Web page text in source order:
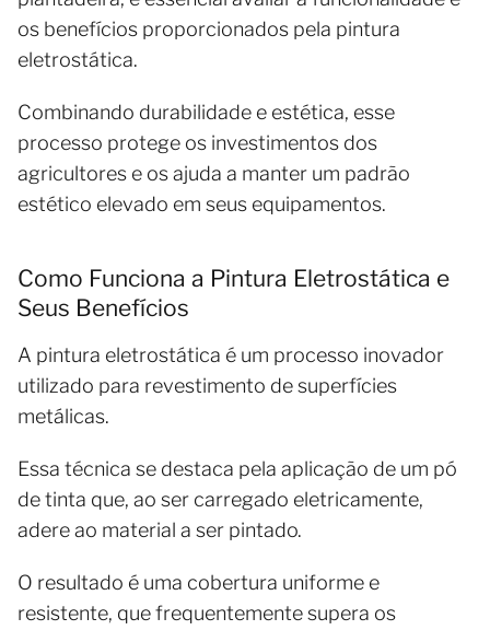
os benefícios proporcionados pela pintura
eletrostática.
Combinando durabilidade e estética, esse
processo protege os investimentos dos
agricultores e os ajuda a manter um padrão
estético elevado em seus equipamentos.
Como Funciona a Pintura Eletrostática e
Seus Benefícios
A pintura eletrostática é um processo inovador
utilizado para revestimento de superfícies
metálicas.
Essa técnica se destaca pela aplicação de um pó
de tinta que, ao ser carregado eletricamente,
adere ao material a ser pintado.
O resultado é uma cobertura uniforme e
resistente, que frequentemente supera os